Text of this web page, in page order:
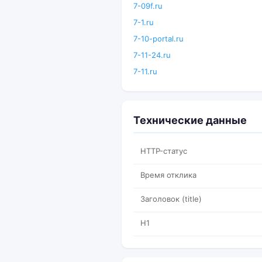
7-09f.ru
7-1.ru
7-10-portal.ru
7-11-24.ru
7-11.ru
Технические данные
HTTP-статус
Время отклика
Заголовок (title)
H1